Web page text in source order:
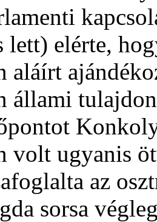
lett) elérte,
aláírt
állami
volt ugyanis
az
sorsa